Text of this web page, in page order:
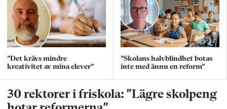
”Det krävs mindre
kreativitet av mina elever”
”Skolans halvblindhet botas
inte med ännu en reform”
30 rektorer i friskola: ”Lägre skolpeng